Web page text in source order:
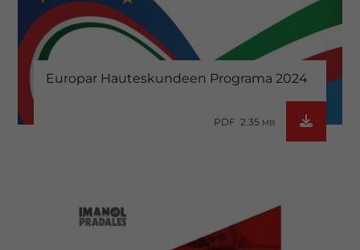
Europar Hauteskundeen Programa 2024
PDF 2.35 MB